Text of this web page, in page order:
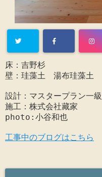
床：吉野杉
壁：珪藻土　湯布珪藻土
設計：マスタープラン一
施工：株式会社藏家
photo:小谷和也
工事中のブログはこちら